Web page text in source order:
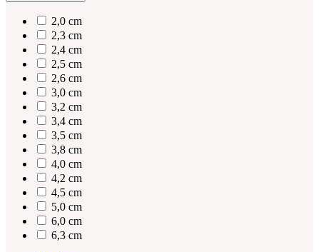
2,0 cm
2,3 cm
2,4 cm
2,5 cm
2,6 cm
3,0 cm
3,2 cm
3,4 cm
3,5 cm
3,8 cm
4,0 cm
4,2 cm
4,5 cm
5,0 cm
6,0 cm
6,3 cm